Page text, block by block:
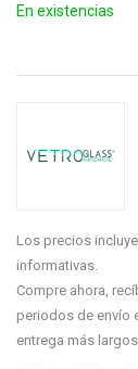
En existencias
Los precios
informativas.
Compre ahora,
periodos de envío
entrega más largos.